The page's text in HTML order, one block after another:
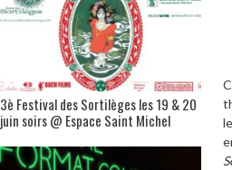
t
3è Festival des Sortilèges les 19 & 20
juin soirs @ Espace Saint Michel